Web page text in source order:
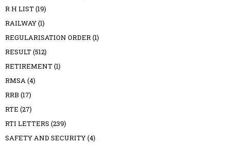
R H LIST(19)
RAILWAY(1)
REGULARISATION ORDER(1)
RESULT(512)
RETIREMENT(1)
RMSA(4)
RRB (17)
RTE (27)
RTI LETTERS (239)
SAFETY AND SECURITY(4)